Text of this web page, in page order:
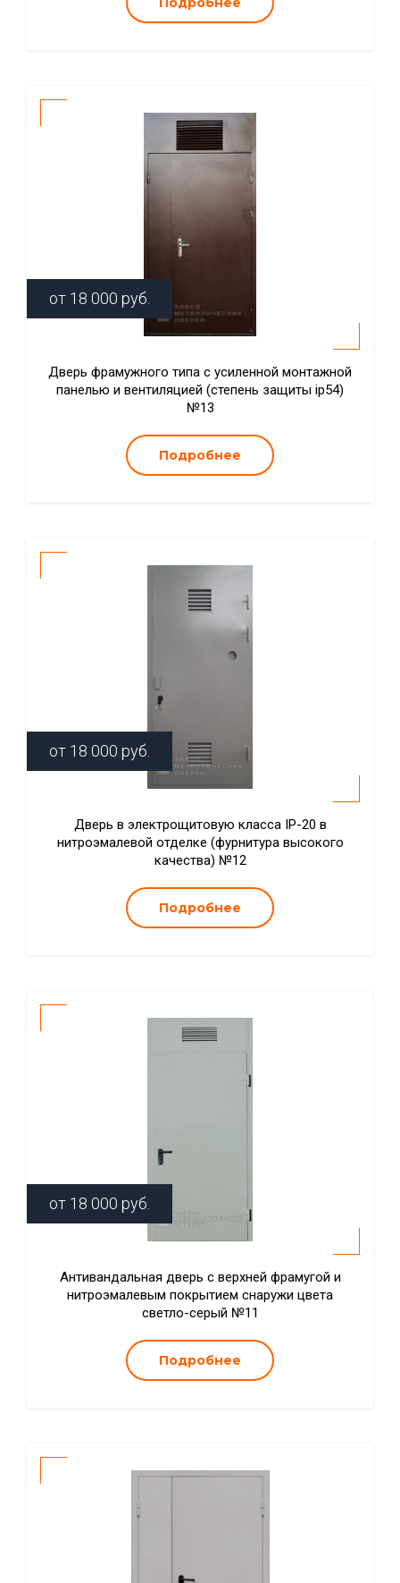
от 18 000 руб.
Дверь фрамужного типа с усиленной монтажной
панелью и вентиляцией (степень защиты ip54)
№13
Подробнее
от 18 000 руб.
Дверь в электрощитовую класса IP-20 в
нитроэмалевой отделке (фурнитура высокого
качества) №12
Подробнее
от 18 000 руб.
Антивандальная дверь с верхней фрамугой и
нитроэмалевым покрытием снаружи цвета
светло-серый №11
Подробнее